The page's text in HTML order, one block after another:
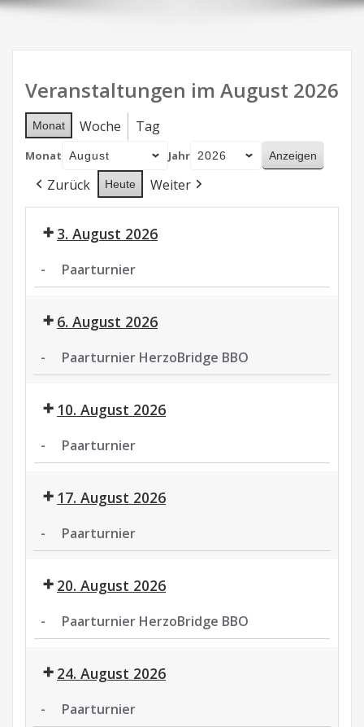
Veranstaltungen im August 2026
Monat Woche Tag
Monat Jahr
Zurück Heute Weiter
3. August 2026
- Paarturnier
6. August 2026
- Paarturnier HerzoBridge BBO
HerzoBridge
BBO 10. August 2026
- Paarturnier
17. August 2026
- Paarturnier
20. August 2026
- Paarturnier HerzoBridge BBO
HerzoBridge
BBO 24. August 2026
- Paarturnier